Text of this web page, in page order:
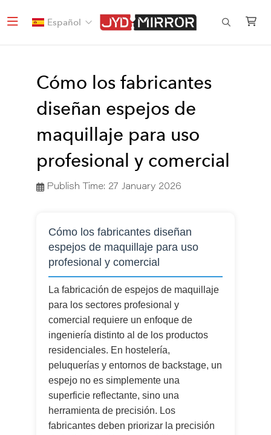
Español
Cómo los fabricantes
diseñan espejos de
maquillaje para uso
profesional y comercial
Publish Time: 27 January 2026
Cómo los fabricantes diseñan
espejos de maquillaje para uso
profesional y comercial
La fabricación de espejos de maquillaje
para los sectores profesional y
comercial requiere un enfoque de
ingeniería distinto al de los productos
residenciales. En hostelería,
peluquerías y entornos de backstage, un
espejo no es simplemente una
superficie reflectante, sino una
herramienta de precisión. Los
fabricantes deben priorizar la precisión